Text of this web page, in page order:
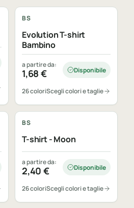
BS
Evolution T-shirt
Bambino
a partire da:
1,68€ Disponibile
26 coloriScegli colori e taglie
BS
T-shirt - Moon
a partire da:
2,40€ Disponibile
26 coloriScegli colori e taglie